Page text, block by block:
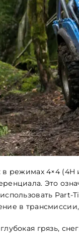
режимах 4×4 (4H
Это
Part-
в
грязь,